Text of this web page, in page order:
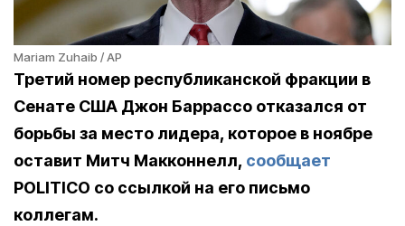
Mariam Zuhaib / AP
Третий номер республиканской фракции в
Сенате США Джон Баррассо отказался от
борьбы за место лидера, которое в ноябре
оставит Митч Макконнелл, сообщает
POLITICO со ссылкой на его письмо
коллегам.